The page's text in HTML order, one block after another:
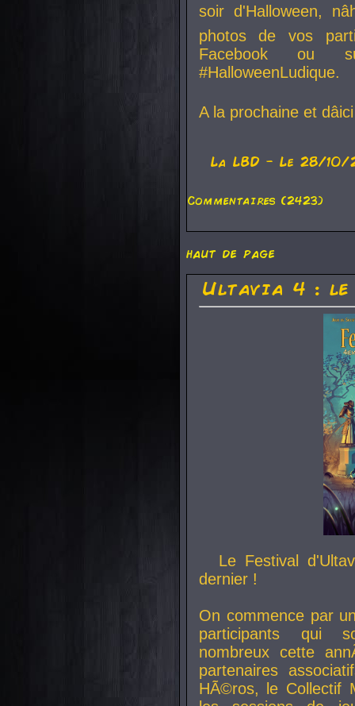
soir d'Halloween,
photos de vos
Facebook ou
#HalloweenLudique.
A la prochaine et
La LBD - Le 28/10/
Commentaires (2423)
haut de page
Ultavia 4 :
Le Festival
dernier !
On commence par
participants qui
nombreux cette
partenaires
HÃ©ros, le Collectif